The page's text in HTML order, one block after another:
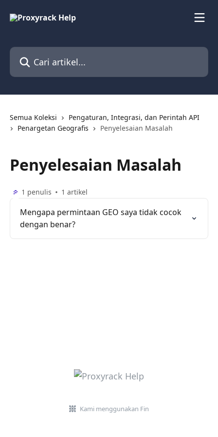
Cari artikel...
Semua Koleksi
Pengaturan, Integrasi, dan Perintah API
Penargetan Geografis
Penyelesaian Masalah
Penyelesaian Masalah
1 penulis 1 artikel
Mengapa permintaan GEO saya tidak cocok
dengan benar?
Kami menggunakan Fin